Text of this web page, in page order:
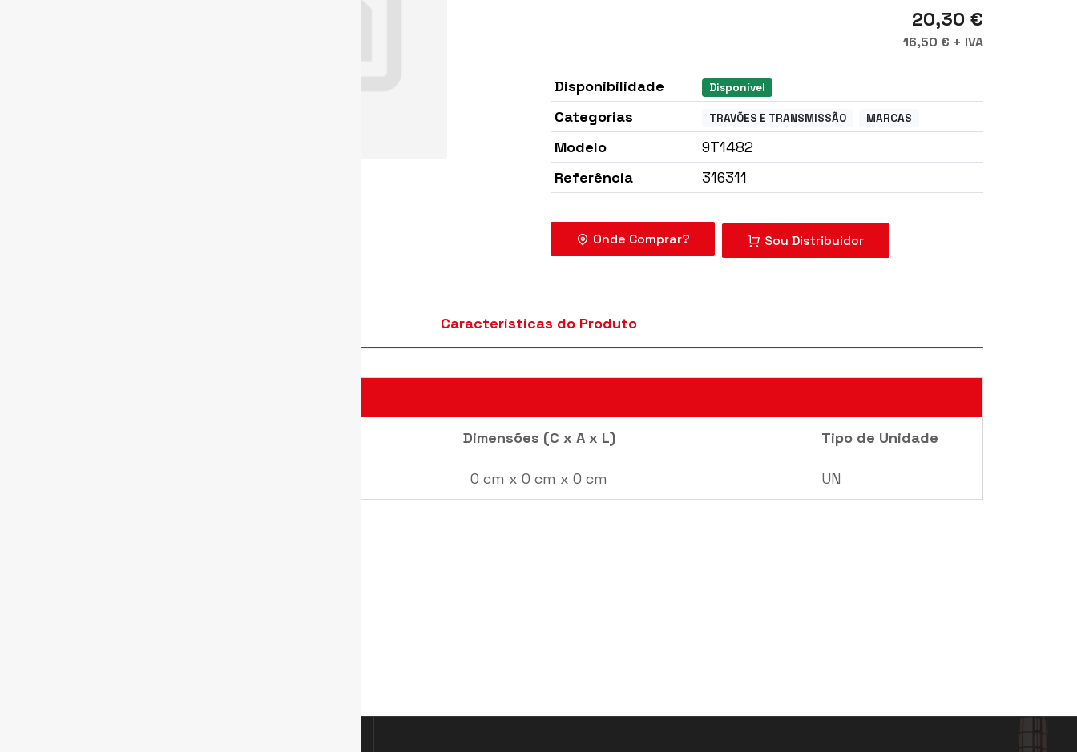
20,30 €
16,50 € + IVA
Disponibilidade Disponível
Categorias TRAVÕES E TRANSMISSÃO MARCAS
Modelo
9T1482
Referência
316311
Sou Distribuidor
Caracteristicas do Produto
Dimensões (C x A x L) Tipo de Unidade
0 cm x 0 cm x 0 cm UN